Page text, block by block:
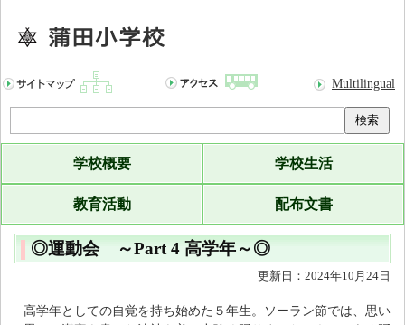
Multilingual
検索
学校概要 学校生活
教育活動 配布文書
◎運動会 ～Part 4 高学年～◎
更新日：2024年10月24日
高学年としての自覚を持ち始めた５年生。ソーラン節では、思い